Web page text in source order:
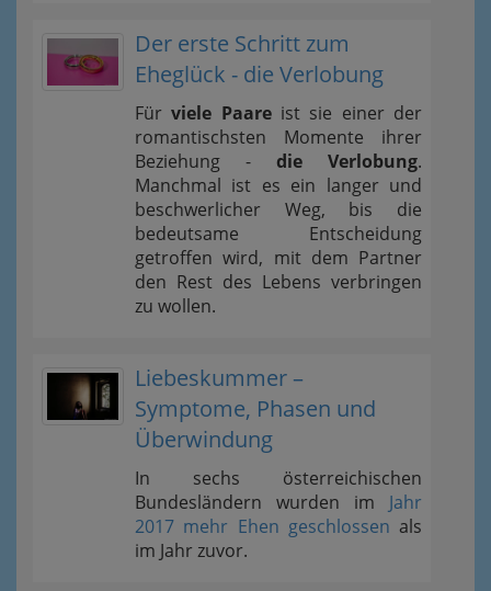
Der erste Schritt zum
Eheglück - die Verlobung
Fürviele Paareist sie einer der
romantischsten Momente ihrer
Beziehung - die Verlobung.
Manchmal ist es ein langer und
beschwerlicher Weg, bis die
bedeutsame Entscheidung
getroffen wird, mit dem Partner
den Rest des Lebens verbringen
zu wollen.
Liebeskummer –
Symptome, Phasen und
Überwindung
In sechs österreichischen
Bundesländern wurden im Jahr
2017 mehr Ehen geschlossen als
im Jahr zuvor.